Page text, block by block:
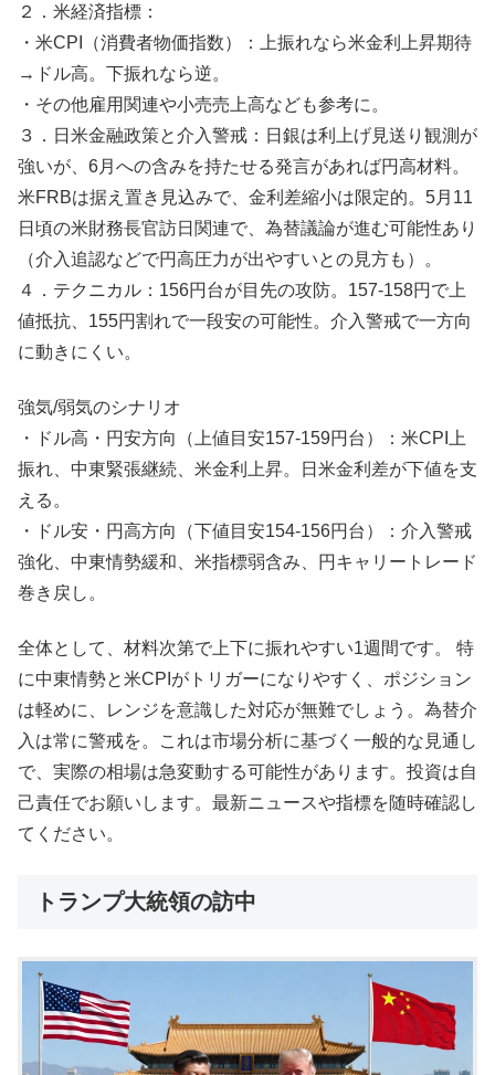
２．米経済指標：
・米CPI（消費者物価指数）：上振れなら米金利上昇期待
→ドル高。下振れなら逆。
・その他雇用関連や小売売上高なども参考に。
３．日米金融政策と介入警戒：日銀は利上げ見送り観測が
強いが、6月への含みを持たせる発言があれば円高材料。
米FRBは据え置き見込みで、金利差縮小は限定的。5月11
日頃の米財務長官訪日関連で、為替議論が進む可能性あり
（介入追認などで円高圧力が出やすいとの見方も）。
４．テクニカル：156円台が目先の攻防。157-158円で上
値抵抗、155円割れで一段安の可能性。介入警戒で一方向
に動きにくい。
強気/弱気のシナリオ
・ドル高・円安方向（上値目安157-159円台）：米CPI上
振れ、中東緊張継続、米金利上昇。日米金利差が下値を支
える。
・ドル安・円高方向（下値目安154-156円台）：介入警戒
強化、中東情勢緩和、米指標弱含み、円キャリートレード
巻き戻し。
全体として、材料次第で上下に振れやすい1週間です。 特
に中東情勢と米CPIがトリガーになりやすく、ポジション
は軽めに、レンジを意識した対応が無難でしょう。為替介
入は常に警戒を。これは市場分析に基づく一般的な見通し
で、実際の相場は急変動する可能性があります。投資は自
己責任でお願いします。最新ニュースや指標を随時確認し
てください。
トランプ大統領の訪中